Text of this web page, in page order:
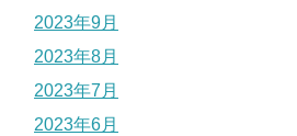
2023年9月
2023年8月
2023年7月
2023年6月